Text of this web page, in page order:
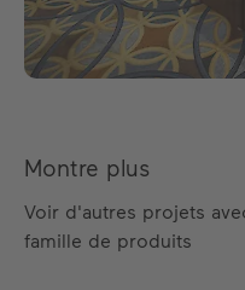
Montre plus
Voir d'autres projets
famille de produits